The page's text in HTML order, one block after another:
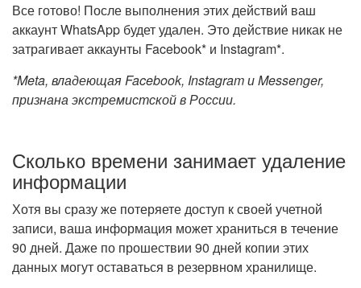
Все готово! После выполнения этих действий ваш
аккаунт WhatsApp будет удален. Это действие никак не
затрагивает аккаунты Facebook* и Instagram*.
*Meta, владеющая Facebook, Instagram и Messenger,
признана экстремистской в России.
Сколько времени занимает удаление
информации
Хотя вы сразу же потеряете доступ к своей учетной
записи, ваша информация может храниться в течение
90 дней. Даже по прошествии 90 дней копии этих
данных могут оставаться в резервном хранилище.